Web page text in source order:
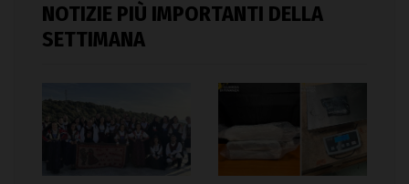
NOTIZIE PIÙ IMPORTANTI DELLA
SETTIMANA